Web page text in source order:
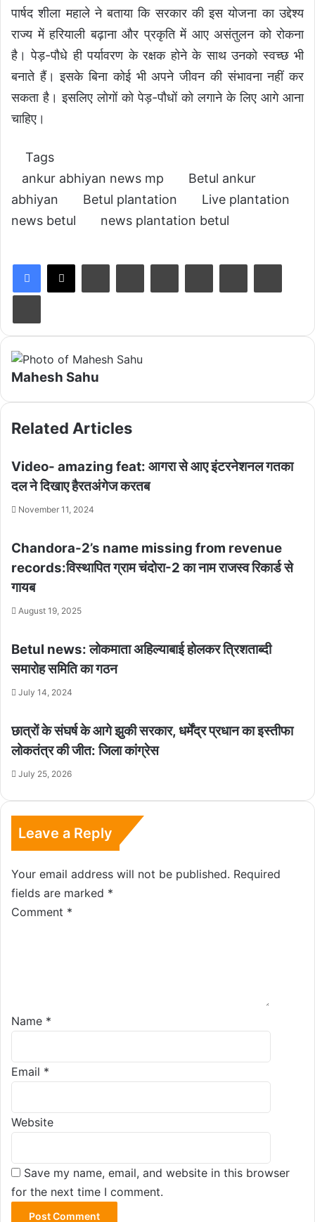
पार्षद शीला महाले ने बताया कि सरकार की इस योजना का उद्देश्य
राज्य में हरियाली बढ़ाना और प्रकृति में आए असंतुलन को रोकना
है। पेड़-पौधे ही पर्यावरण के रक्षक होने के साथ उनको स्वच्छ भी
बनाते हैं। इसके बिना कोई भी अपने जीवन की संभावना नहीं कर
सकता है। इसलिए लोगों को पेड़-पौधों को लगाने के लिए आगे आना
चाहिए।
Tags
ankur abhiyan news mp
Betul ankur
abhiyan
Betul plantation
Live plantation
news betul
news plantation betul
Mahesh Sahu
Related Articles
Video- amazing feat: आगरा से आए इंटरनेशनल गतका
दल ने दिखाए हैरतअंगेज करतब
November 11, 2024
Chandora-2’s name missing from revenue
records:विस्थापित ग्राम चंदोरा-2 का नाम राजस्व रिकार्ड से
गायब
August 19, 2025
Betul news: लोकमाता अहिल्याबाई होलकर त्रिशताब्दी
समारोह समिति का गठन
July 14, 2024
छात्रों के संघर्ष के आगे झुकी सरकार, धर्मेंद्र प्रधान का इस्तीफा
लोकतंत्र की जीत: जिला कांग्रेस
July 25, 2026
Leave a Reply
Your email address will not be published. Required
fields are marked *
Comment *
Name *
Email *
Website
Save my name, email, and website in this browser
for the next time I comment.